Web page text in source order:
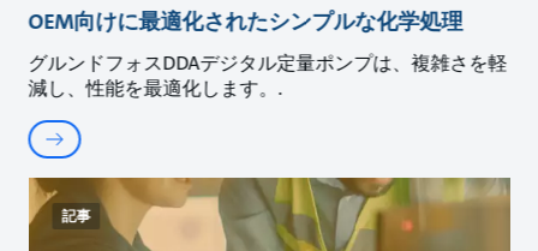
OEM向けに最適化されたシンプルな化学処理
グルンドフォスDDAデジタル定量ポンプは、複雑さを軽
減し、性能を最適化します。.
記事